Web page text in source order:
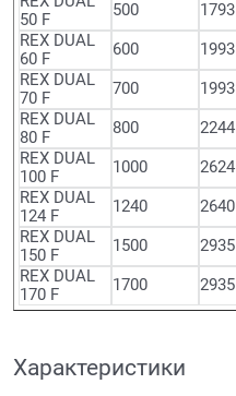
50 F
500 1793
REX DUAL
60 F
600 1993
REX DUAL
70 F
700 1993
REX DUAL
80 F
800 2244
REX DUAL
100 F
1000 2624
REX DUAL
124 F
1240 2640
REX DUAL
150 F
1500 2935
REX DUAL
170 F
1700 2935
Характеристики